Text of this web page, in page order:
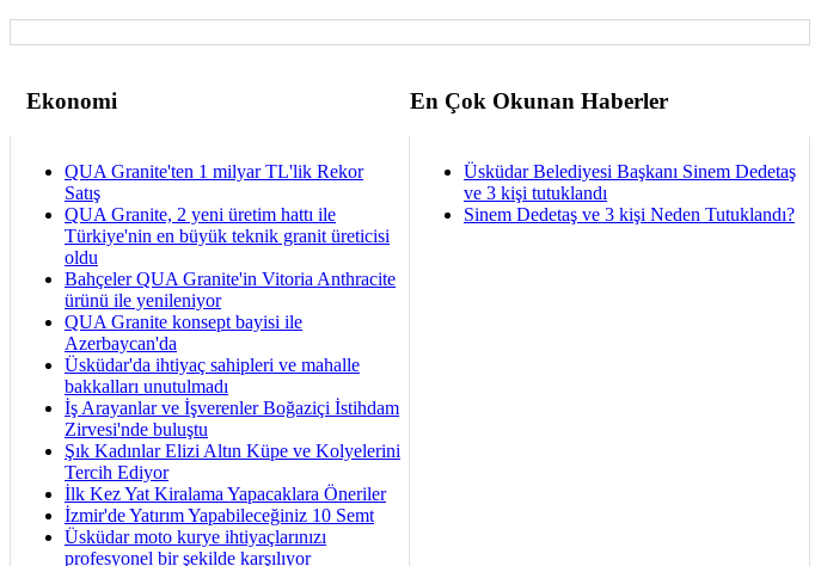
Ekonomi En Çok Okunan Haberler
QUA Granite'ten 1 milyar TL'lik Rekor
Satış
QUA Granite, 2 yeni üretim hattı ile
Türkiye'nin en büyük teknik granit üreticisi
oldu
Bahçeler QUA Granite'in Vitoria Anthracite
ürünü ile yenileniyor
QUA Granite konsept bayisi ile
Azerbaycan'da
Üsküdar'da ihtiyaç sahipleri ve mahalle
bakkalları unutulmadı
İş Arayanlar ve İşverenler Boğaziçi İstihdam
Zirvesi'nde buluştu
Şık Kadınlar Elizi Altın Küpe ve Kolyelerini
Tercih Ediyor
İlk Kez Yat Kiralama Yapacaklara Öneriler
İzmir'de Yatırım Yapabileceğiniz 10 Semt
Üsküdar moto kurye ihtiyaçlarınızı
profesyonel bir şekilde karşılıyor
Üsküdar Belediyesi Başkanı Sinem Dedetaş
ve 3 kişi tutuklandı
Sinem Dedetaş ve 3 kişi Neden Tutuklandı?